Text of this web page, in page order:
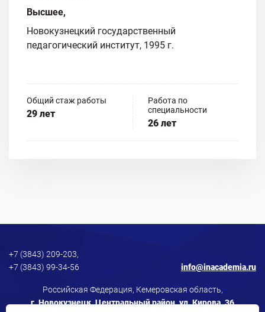
Высшее,
Новокузнецкий государственный
педагогический институт, 1995 г.
Общий стаж работы
29 лет
Работа по
специальности
26 лет
+7 (3843) 209-203,
+7 (3843) 99-34-56
info@inacademia.ru
Российская Федерация, Кемеровская область,
г. Новокузнецк, Центральный район, ул. Кирова, 36